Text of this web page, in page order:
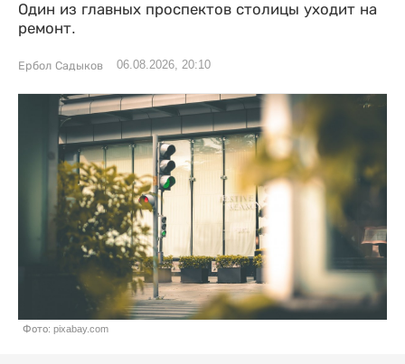
Один из главных проспектов столицы уходит на
ремонт.
Ербол Садыков 06.08.2026, 20:10
Фото: pixabay.com